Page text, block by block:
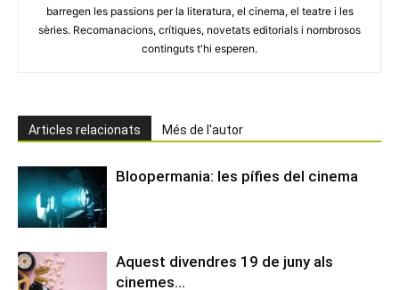
barregen les passions per la literatura, el cinema, el teatre i les
sèries. Recomanacions, crítiques, novetats editorials i nombrosos
continguts t'hi esperen.
Articles relacionats Més de l'autor
Bloopermania: les pífies del cinema
Aquest divendres 19 de juny als
cinemes…